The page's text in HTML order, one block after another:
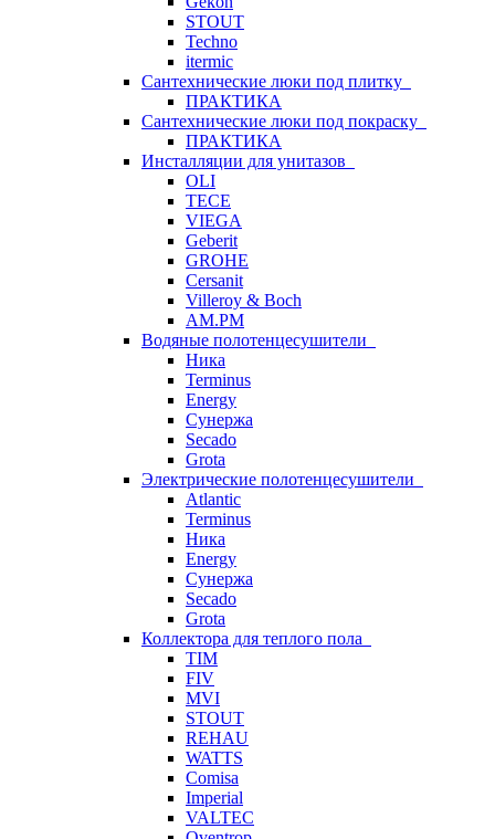
STOUT
Techno
itermic
Сантехнические люки под плитку
ПРАКТИКА
Сантехнические люки под покраску
ПРАКТИКА
Инсталляции для унитазов
OLI
TECE
VIEGA
Geberit
GROHE
Cersanit
Villeroy & Boch
AM.PM
Водяные полотенцесушители
Ника
Terminus
Energy
Сунержа
Secado
Grota
Электрические полотенцесушители
Atlantic
Terminus
Ника
Energy
Сунержа
Secado
Grota
Коллектора для теплого пола
TIM
FIV
MVI
STOUT
REHAU
WATTS
Comisa
Imperial
VALTEC